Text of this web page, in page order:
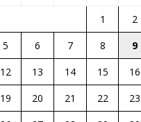
1
2
5 6 7 8
9
12 13 14 15
16
19 20 21 22
23